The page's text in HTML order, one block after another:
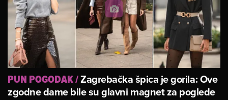
PUN POGODAK/Zagrebačka špica je gorila: Ove
zgodne dame bile su glavni magnet za poglede